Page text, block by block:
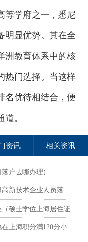
学府之一，悉尼
明显优势。其在全
洲教育体系中的核
热门选择。当这样
名优待相结合，便
。
资讯 相关资讯
户去哪办理）
新技术企业人员落
硕士学位上海居住证
上海积分满120分小